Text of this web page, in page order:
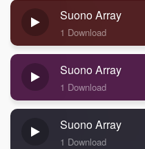
Suono Array
1 Download
Suono Array
1 Download
Suono Array
1 Download